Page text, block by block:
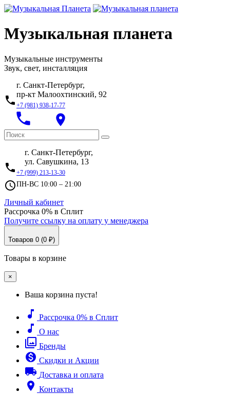
Музыкальная планета
Музыкальные инструменты
Звук, свет, инсталляция
г. Санкт-Петербург,
пр-кт Малоохтинский, 92
local_phone +7 (981) 938-17-77
local_phone place
г. Санкт-Петербург,
ул. Савушкина, 13
local_phone +7 (999) 213-13-30
access_timeПН-ВС 10:00 – 21:00
Личный кабинет
Рассрочка 0% в Сплит
Получите ссылку на оплату у менеджера
Товаров 0 (0 ₽)
Товары в корзине
×
Ваша корзина пуста!
music_note Рассрочка 0% в Сплит
music_note О нас
filter Бренды
monetization_on Скидки и Акции
local_shipping Доставка и оплата
place Контакты